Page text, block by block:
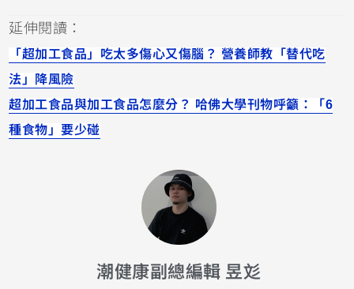
延伸閱讀：
「超加工食品」吃太多傷心又傷腦？ 營養師教「替代吃
法」降風險
超加工食品與加工食品怎麼分？ 哈佛大學刊物呼籲：「6
種食物」要少碰
潮健康副總編輯 昱彣